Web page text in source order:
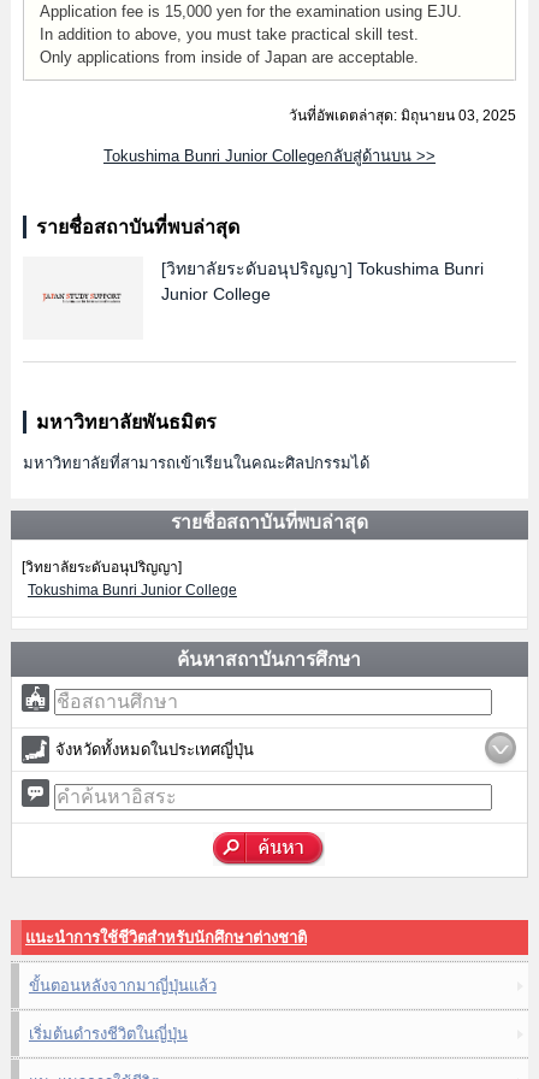
Application fee is 15,000 yen for the examination using EJU.
In addition to above, you must take practical skill test.
Only applications from inside of Japan are acceptable.
วันที่อัพเดตล่าสุด: มิถุนายน 03, 2025
Tokushima Bunri Junior Collegeกลับสู่ด้านบน >>
รายชื่อสถาบันที่พบล่าสุด
[วิทยาลัยระดับอนุปริญญา] Tokushima Bunri
Junior College
มหาวิทยาลัยพันธมิตร
มหาวิทยาลัยที่สามารถเข้าเรียนในคณะศิลปกรรมได้
รายชื่อสถาบันที่พบล่าสุด
[วิทยาลัยระดับอนุปริญญา]
Tokushima Bunri Junior College
ค้นหาสถาบันการศึกษา
จังหวัดทั้งหมดในประเทศญี่ปุ่น
แนะนำการใช้ชีวิตสำหรับนักศึกษาต่างชาติ
ขั้นตอนหลังจากมาญี่ปุ่นแล้ว
เริ่มต้นดำรงชีวิตในญี่ปุ่น